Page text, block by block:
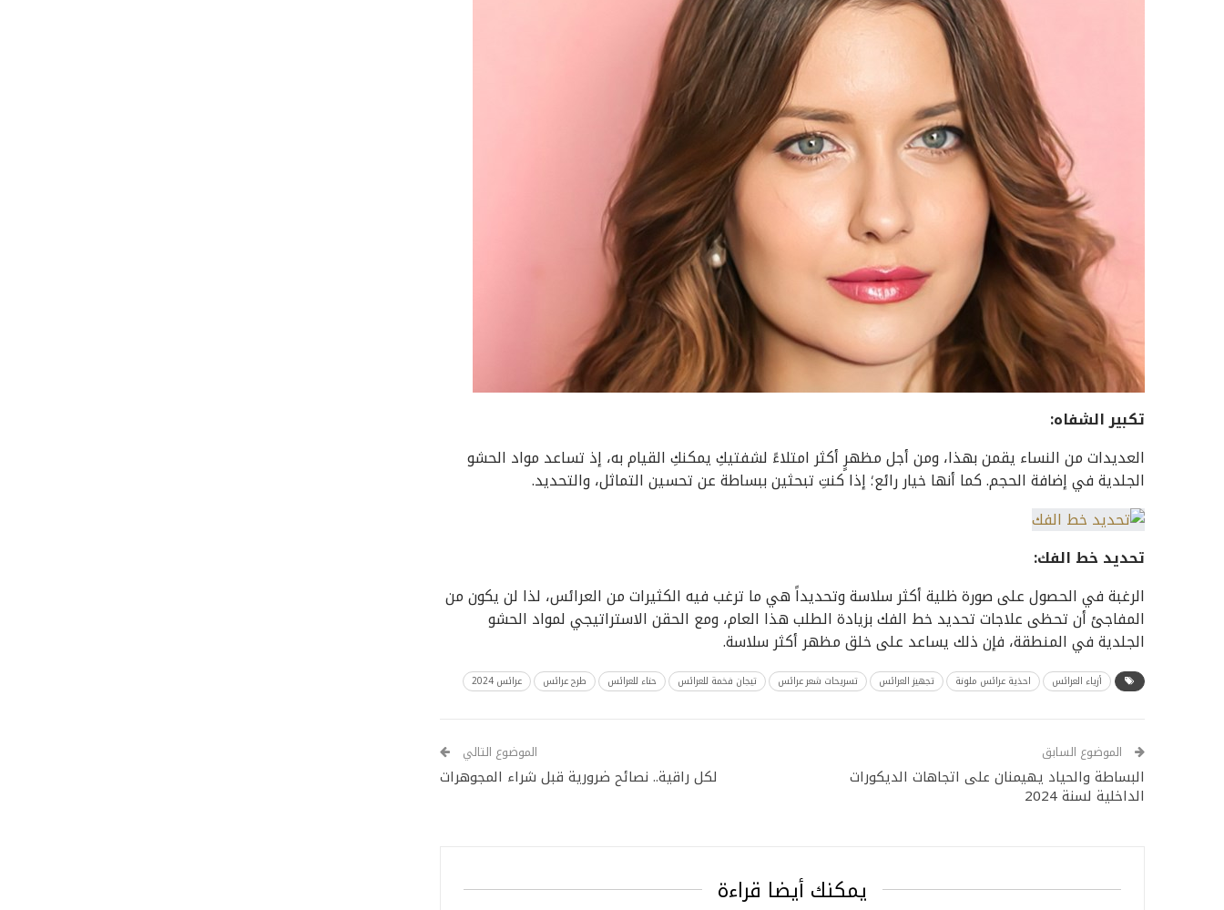
تكبير الشفاه:
العديدات من النساء يقمن بهذا، ومن أجل مظهرٍ أكثر امتلاءً لشفتيكِ يمكنكِ القيام به، إذ تساعد مواد الحشو
الجلدية في إضافة الحجم. كما أنها خيار رائع؛ إذا كنتِ تبحثين ببساطة عن تحسين التماثل، والتحديد.
تحديد خط الفك:
الرغبة في الحصول على صورة ظلية أكثر سلاسة وتحديداً هي ما ترغب فيه الكثيرات من العرائس، لذا لن يكون من
المفاجئ أن تحظى علاجات تحديد خط الفك بزيادة الطلب هذا العام، ومع الحقن الاستراتيجي لمواد الحشو
الجلدية في المنطقة، فإن ذلك يساعد على خلق مظهر أكثر سلاسة.
أزياء العرائس احذية عرائس ملونة تجهيز العرائس تسريحات شعر عرائس تيجان فخمة للعرائس حناء للعرائس طرح عرائس عرائس 2024
الموضوع السابق
البساطة والحياد يهيمنان على اتجاهات الديكورات
الداخلية لسنة 2024
الموضوع التالي
لكل راقية.. نصائح ضرورية قبل شراء المجوهرات
يمكنك أيضا قراءة